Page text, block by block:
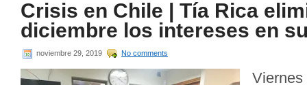
Crisis en Chile | Tía Rica
diciembre los intereses en
noviembre 29, 2019 No comments